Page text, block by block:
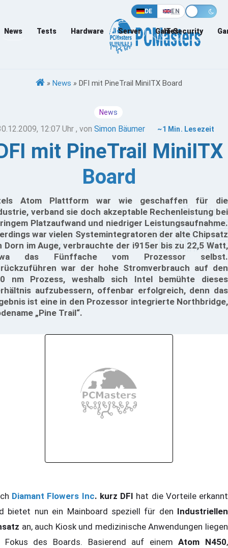
DE EN
News Tests Hardware Server Games
IT-Security
» News » DFI mit PineTrail MiniITX Board
News
12:07 Uhr , vonSimon Bäumer ~1 Min. Lesezeit
mit PineTrail MiniITX
Board
Atom Plattform war wie geschaffen für die
verband sie doch akzeptable Rechenleistung bei
Platzaufwand und niedriger Leistungsaufnahme.
war vielen Systemintegratoren der alte Chipsatz
Dorn im Auge, verbrauchte der i915er bis zu 22,5 Watt,
das Fünffache vom Prozessor selbst.
war der hohe Stromverbrauch auf den
nm Prozess, weshalb sich Intel bemühte dieses
aufzubessern, offenbar erfolgreich, denn das
ist eine in den Prozessor integrierte Northbridge,
„Pine Trail“.
Diamant Flowers Inc. kurz DFI hat die Vorteile erkannt
bietet nun ein Mainboard speziell für den Industriellen
an, auch Kiosk und medizinische Anwendungen liegen
Fokus des Boards. Basierend auf einemAtom N450,